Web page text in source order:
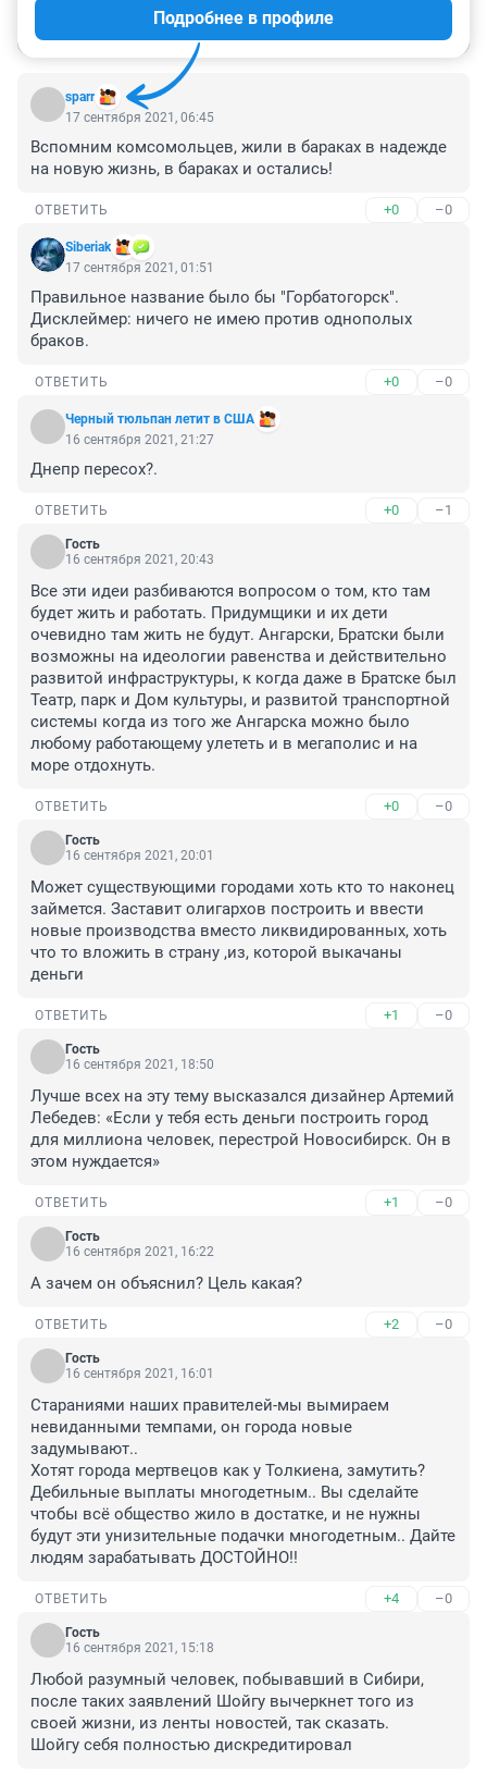
sparr
Подробнее в профиле
17 сентября 2021, 06:45
Вспомним комсомольцев, жили в бараках в надежде
на новую жизнь, в бараках и остались!
ОТВЕТИТЬ +0 –0
Siberiak
17 сентября 2021, 01:51
Правильное название было бы "Горбатогорск".
Дисклеймер: ничего не имею против однополых
браков.
ОТВЕТИТЬ +0 –0
Чeрный тюльпан летит в США
16 сентября 2021, 21:27
Днепр пересох?.
ОТВЕТИТЬ +0 –1
Гость
16 сентября 2021, 20:43
Все эти идеи разбиваются вопросом о том, кто там
будет жить и работать. Придумщики и их дети
очевидно там жить не будут. Ангарски, Братски были
возможны на идеологии равенства и действительно
развитой инфраструктуры, к когда даже в Братске был
Театр, парк и Дом культуры, и развитой транспортной
системы когда из того же Ангарска можно было
любому работающему улететь и в мегаполис и на
море отдохнуть.
ОТВЕТИТЬ +0 –0
Гость
16 сентября 2021, 20:01
Может существующими городами хоть кто то наконец
займется. Заставит олигархов построить и ввести
новые производства вместо ликвидированных, хоть
что то вложить в страну ,из, которой выкачаны
деньги
ОТВЕТИТЬ +1 –0
Гость
16 сентября 2021, 18:50
Лучше всех на эту тему высказался дизайнер Артемий
Лебедев: «Если у тебя есть деньги построить город
для миллиона человек, перестрой Новосибирск. Он в
этом нуждается»
ОТВЕТИТЬ +1 –0
Гость
16 сентября 2021, 16:22
А зачем он объяснил? Цель какая?
ОТВЕТИТЬ +2 –0
Гость
16 сентября 2021, 16:01
Стараниями наших правителей-мы вымираем
невиданными темпами, он города новые
задумывают..
Хотят города мертвецов как у Толкиена, замутить?
Дебильные выплаты многодетным.. Вы сделайте
чтобы всё общество жило в достатке, и не нужны
будут эти унизительные подачки многодетным.. Дайте
людям зарабатывать ДОСТОЙНО!!
ОТВЕТИТЬ +4 –0
Гость
16 сентября 2021, 15:18
Любой разумный человек, побывавший в Сибири,
после таких заявлений Шойгу вычеркнет того из
своей жизни, из ленты новостей, так сказать.
Шойгу себя полностью дискредитировал